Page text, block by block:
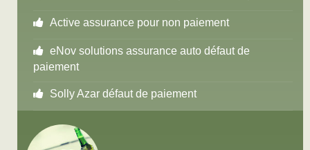
Active assurance pour non paiement
eNov solutions assurance auto défaut de
paiement
Solly Azar défaut de paiement